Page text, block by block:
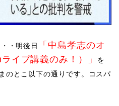
・明後日
「中島孝志のオ
イブ講義のみ！）」
を
のとこ以下の通りです。コスパ